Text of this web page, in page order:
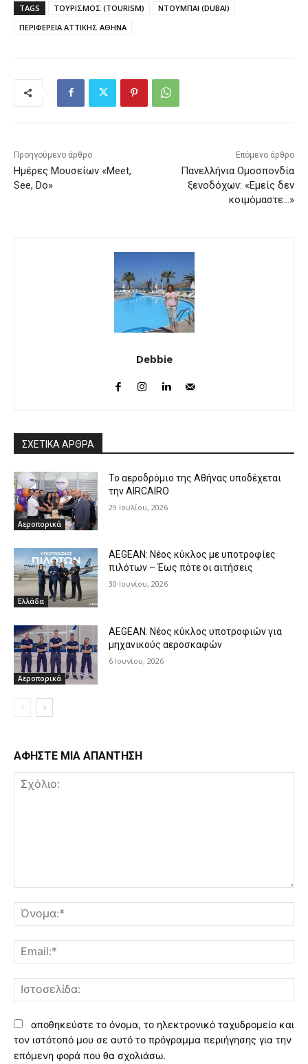
TAGS ΤΟΥΡΙΣΜΟΣ (TOURISM)
ΝΤΟΥΜΠΑΙ (DUBAI)
ΠΕΡΙΦΕΡΕΙΑ ΑΤΤΙΚΗΣ ΑΘΗΝΑ
Προηγούμενο άρθρο
Ημέρες Μουσείων «Meet,
See, Do»
Επόμενο άρθρο
Πανελλήνια Ομοσπονδία
ξενοδόχων: «Εμείς δεν
κοιμόμαστε…»
Debbie
ΣΧΕΤΙΚΑ ΑΡΘΡΑ
Αεροπορικά
Το αεροδρόμιο της Αθήνας υποδέχεται
την AIRCAIRO
29 Ιουλίου, 2026
Ελλάδα
AEGEAN: Νέος κύκλος με υποτροφίες
πιλότων – Έως πότε οι αιτήσεις
30 Ιουνίου, 2026
Αεροπορικά
AEGEAN: Νέος κύκλος υποτροφιών για
μηχανικούς αεροσκαφών
6 Ιουνίου, 2026
ΑΦΗΣΤΕ ΜΙΑ ΑΠΑΝΤΗΣΗ
αποθηκεύστε το όνομα, το ηλεκτρονικό ταχυδρομείο και
τον ιστότοπό μου σε αυτό το πρόγραμμα περιήγησης για την
επόμενη φορά που θα σχολιάσω.